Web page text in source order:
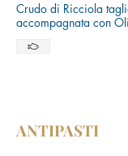
Crudo di Ricciola
accompagnata con
ANTIPASTI